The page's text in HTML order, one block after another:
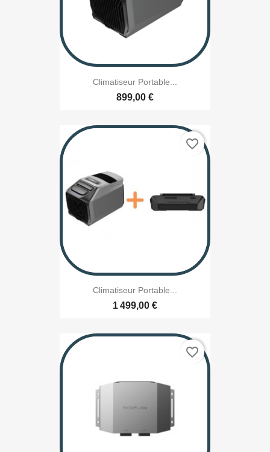
Climatiseur Portable...
899,00 €
Climatiseur Portable...
1 499,00 €
favorite_border
favorite_border